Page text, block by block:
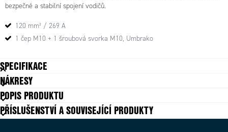
bezpečné a stabilní spojení vodičů.
120 mm² / 269 A
1 čep M10 + 1 šroubová svorka M10, Umbrako
SPECIFIKACE
Barva
Hloubka 93 mm
NÁKRESY
POPIS PRODUKTU
PŘÍSLUŠENSTVÍ A SOUVISEJÍCÍ PRODUKTY